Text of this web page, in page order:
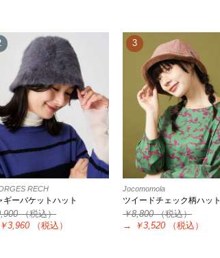
RECH
ギーバケットハット
（税込）
￥3,960 （税込）
3
Jocomomola
ツイードチェック柄ハット
￥8,800（税込）
→
￥3,520 （税込）